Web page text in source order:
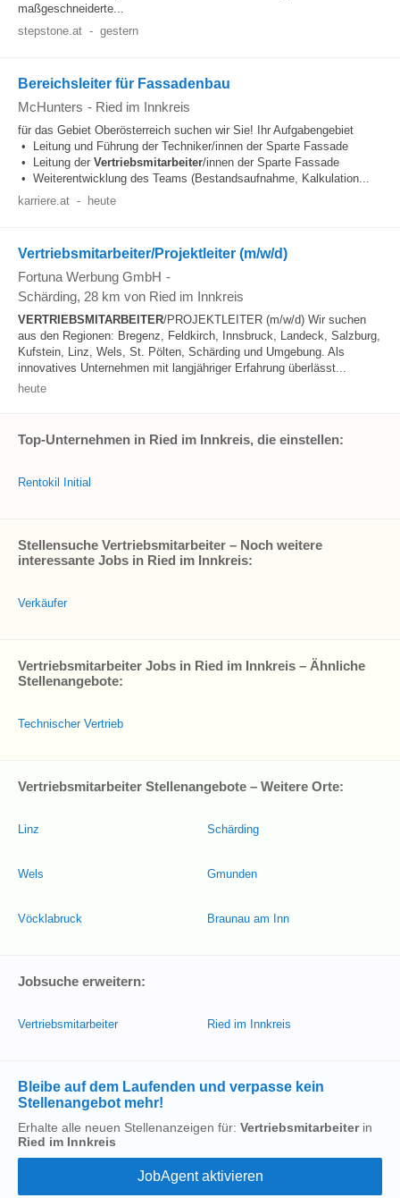
maßgeschneiderte...
stepstone.at - gestern
Bereichsleiter für Fassadenbau
McHunters - Ried im Innkreis
für das Gebiet Oberösterreich suchen wir Sie! Ihr Aufgabengebiet
• Leitung und Führung der Techniker/innen der Sparte Fassade
• Leitung der Vertriebsmitarbeiter/innen der Sparte Fassade
• Weiterentwicklung des Teams (Bestandsaufnahme, Kalkulation...
karriere.at - heute
Vertriebsmitarbeiter/Projektleiter (m/w/d)
Fortuna Werbung GmbH -
Schärding, 28 km von Ried im Innkreis
VERTRIEBSMITARBEITER/PROJEKTLEITER (m/w/d) Wir suchen
aus den Regionen: Bregenz, Feldkirch, Innsbruck, Landeck, Salzburg,
Kufstein, Linz, Wels, St. Pölten, Schärding und Umgebung. Als
innovatives Unternehmen mit langjähriger Erfahrung überlässt...
heute
Top-Unternehmen in Ried im Innkreis, die einstellen:
Rentokil Initial
Stellensuche Vertriebsmitarbeiter – Noch weitere
interessante Jobs in Ried im Innkreis:
Verkäufer
Vertriebsmitarbeiter Jobs in Ried im Innkreis – Ähnliche
Stellenangebote:
Technischer Vertrieb
Vertriebsmitarbeiter Stellenangebote – Weitere Orte:
Linz
Wels
Vöcklabruck
Schärding
Gmunden
Braunau am Inn
Jobsuche erweitern:
Vertriebsmitarbeiter Ried im Innkreis
Bleibe auf dem Laufenden und verpasse kein
Stellenangebot mehr!
Erhalte alle neuen Stellenanzeigen für: Vertriebsmitarbeiterin
Ried im Innkreis